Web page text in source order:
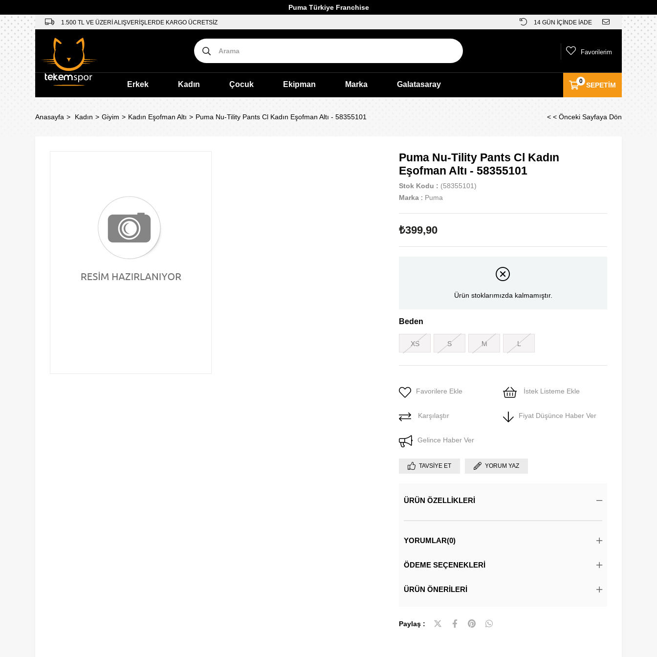
Puma Türkiye Franchise
1.500 TL VE ÜZERİ ALIŞVERİŞLERDE KARGO ÜCRETSİZ 14 GÜN İÇİNDE İADE
SEPETIM
0
Favorilerim
Erkek Kadın Çocuk Ekipman Marka Galatasaray
Anasayfa Kadın Giyim Kadın Eşofman Altı Puma Nu-Tility Pants Cl Kadın Eşofman Altı - 58355101 < < Önceki Sayfaya Dön
Puma Nu-Tility Pants Cl Kadın
Eşofman Altı - 58355101
Stok Kodu
(58355101)
Marka : Puma
₺399,90
Ürün stoklarımızda kalmamıştır.
Beden
XS S M L
Favorilere Ekle İstek Listeme Ekle
Karşılaştır Fiyat Düşünce Haber Ver
Gelince Haber Ver
TAVSIYE ET YORUM YAZ
ÜRÜN ÖZELLIKLERI
YORUMLAR(0)
ÖDEME SEÇENEKLERI
ÜRÜN ÖNERILERI
Paylaş :